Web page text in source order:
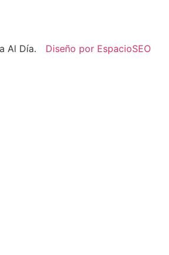
Al Día. Diseño por EspacioSEO